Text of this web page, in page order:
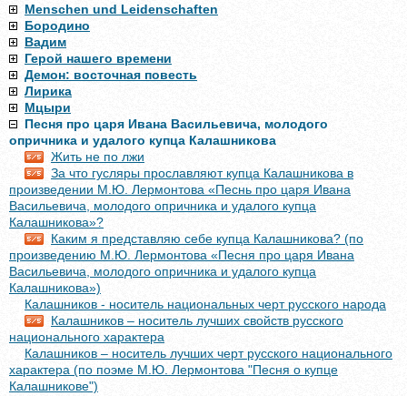
Menschen und Leidenschaften
Бородино
Вадим
Герой нашего времени
Демон: восточная повесть
Лирика
Мцыри
Песня про царя Ивана Васильевича, молодого
опричника и удалого купца Калашникова
Жить не по лжи
За что гусляры прославляют купца Калашникова в
произведении М.Ю. Лермонтова «Песнь про царя Ивана
Васильевича, молодого опричника и удалого купца
Калашникова»?
Каким я представляю себе купца Калашникова? (по
произведению М.Ю. Лермонтова «Песня про царя Ивана
Васильевича, молодого опричника и удалого купца
Калашникова»)
Калашников - носитель национальных черт русского народа
Калашников – носитель лучших свойств русского
национального характера
Калашников – носитель лучших черт русского национального
характера (по поэме М.Ю. Лермонтова "Песня о купце
Калашникове")